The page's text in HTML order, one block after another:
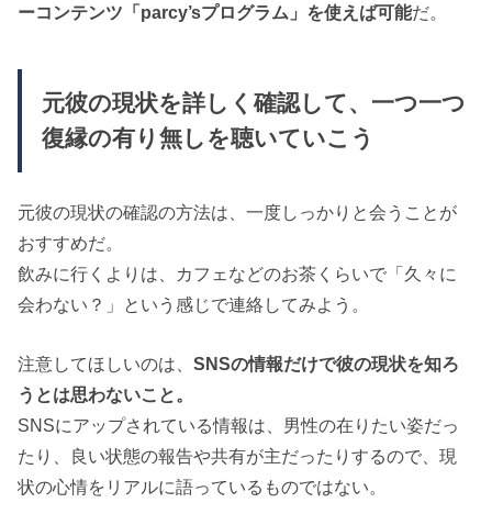
ーコンテンツ「parcy’sプログラム」を使えば可能だ。
元彼の現状を詳しく確認して、一つ一つ
復縁の有り無しを聴いていこう
元彼の現状の確認の方法は、一度しっかりと会うことが
おすすめだ。
飲みに行くよりは、カフェなどのお茶くらいで「久々に
会わない？」という感じで連絡してみよう。
注意してほしいのは、SNSの情報だけで彼の現状を知ろ
うとは思わないこと。
SNSにアップされている情報は、男性の在りたい姿だっ
たり、良い状態の報告や共有が主だったりするので、現
状の心情をリアルに語っているものではない。